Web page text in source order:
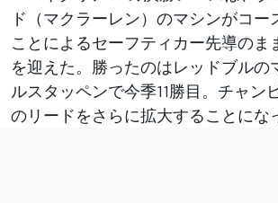
ド（マクラーレン）のマシンがコー
ことによるセーフティカー先導のま
を迎えた。勝ったのはレッドブルの
ルスタッペンで今季11勝目。チャン
のリードをさらに拡大することにな